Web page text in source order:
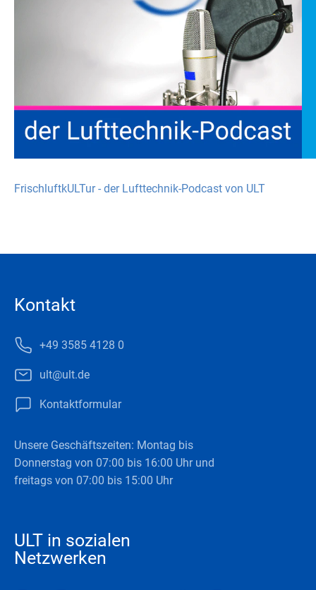
FrischluftkULTur - der Lufttechnik-Podcast von ULT
Kontakt
+49 3585 4128 0
ult@ult.de
Kontaktformular
Unsere Geschäftszeiten: Montag bis
Donnerstag von 07:00 bis 16:00 Uhr und
freitags von 07:00 bis 15:00 Uhr
ULT in sozialen
Netzwerken